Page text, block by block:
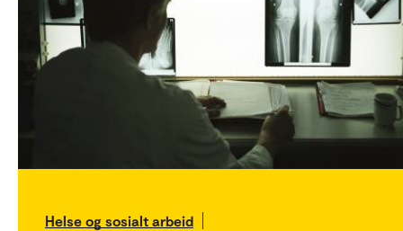
Helse og sosialt arbeid